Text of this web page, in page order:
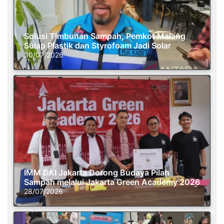
Solusi Timbunan Sampah, Pemkot Malang
Sulap Plastik dan Styrofoam Jadi Solar
30/07/2026
IMM DKI Jakarta Dorong Budaya Pilah
Sampah melalui Jakarta Green Academy 2026
28/07/2026